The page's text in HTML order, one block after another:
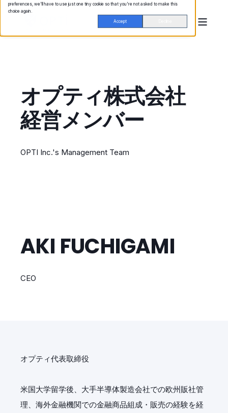
preferences, we'll have to use just one tiny cookie so that you're not asked to make this
choice again.
Accept
オプティ株式会社
経営メンバー
OPTI Inc.'s Management Team
AKI FUCHIGAMI
CEO
オプティ代表取締役
米国大学留学後、大手半導体製造会社での欧州販社管
理、海外金融機関での金融商品組成・販売の経験を経